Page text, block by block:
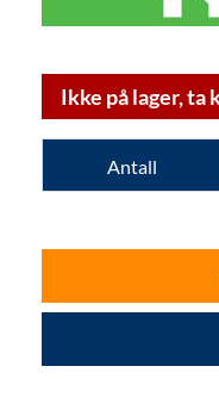
Ikke på lager,
Antall